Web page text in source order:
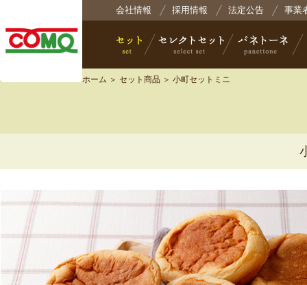
株式会社コモ
会社情報 採用情報 法定公告 事業
ホーム ＞ セット商品 ＞ 小町セットミニ